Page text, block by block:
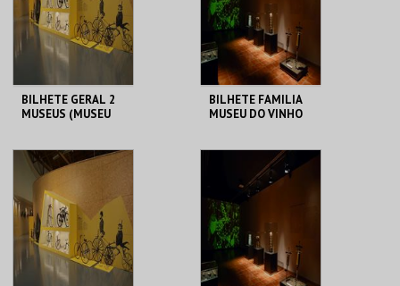
BILHETE GERAL 2
MUSEUS (MUSEU
DUAS RODAS)
MUSEU DO VINHO
BAIRRADA
MAIS INFO
COMPRAR
BILHETE FAMILIA
MUSEU DO VINHO
MUSEU DO VINHO
BAIRRADA
MAIS INFO
COMPRAR